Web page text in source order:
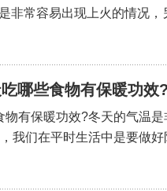
非常容易出现上火的情况，
哪些食物有保暖功效?
有保暖功效?冬天的气温
我们在平时生活中是要做好